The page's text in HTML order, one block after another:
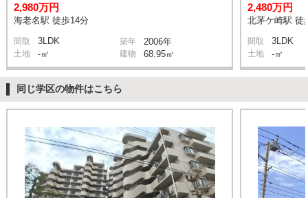
2,980万円
海老名駅 徒歩14分
間取 3LDK 築年 2006年
土地 -㎡ 建物 68.95㎡
2,480万円
北茅ケ崎駅 徒
間取 3LDK
土地 -㎡
同じ学区の物件はこちら